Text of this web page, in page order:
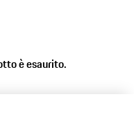
è esaurito.